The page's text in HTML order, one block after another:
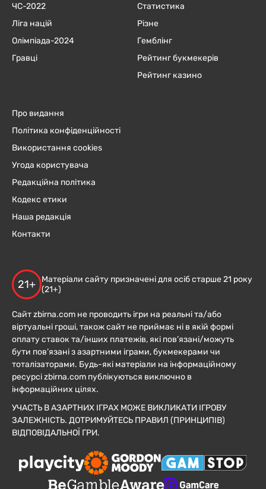
ЧC-2022
Ліга націй
Олімпіада-2024
Гравці
Статистика
Різне
Гемблінг
Рейтинг букмекерів
Рейтинг казино
Про видання
Політика конфіденційності
Використання cookies
Угода користувача
Редакційна політика
Кодекс етики
Наша редакція
Контакти
21+
Матеріали сайту призначені для осіб старше 21 року
(21+)
Сайт zbirna.com не проводить ігри на реальні та/або
віртуальні гроші, також сайт не приймає ні в якій формі
оплату ставок та/інших платежів, які пов’язані/можуть
бути пов’язані з азартними іграми, букмекерами чи
тоталізаторами. Будь-які матеріали на інформаційному
ресурсі zbirna.com публікуються виключно в
інформаційних цілях.
УЧАСТЬ В АЗАРТНИХ ІГРАХ МОЖЕ ВИКЛИКАТИ ІГРОВУ
ЗАЛЕЖНІСТЬ. ДОТРИМУЙТЕСЬ ПРАВИЛ (ПРИНЦИПІВ)
ВІДПОВІДАЛЬНОЇ ГРИ.